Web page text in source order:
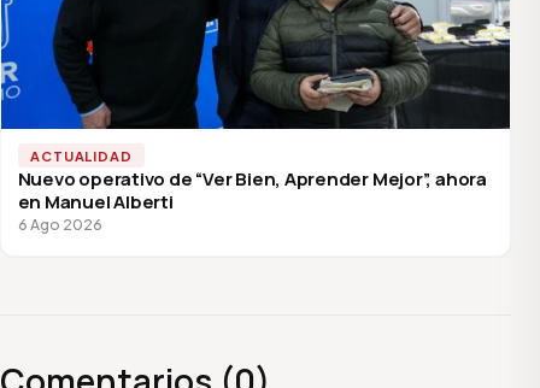
ACTUALIDAD
Nuevo operativo de “Ver Bien, Aprender Mejor”, ahora
en Manuel Alberti
6 Ago 2026